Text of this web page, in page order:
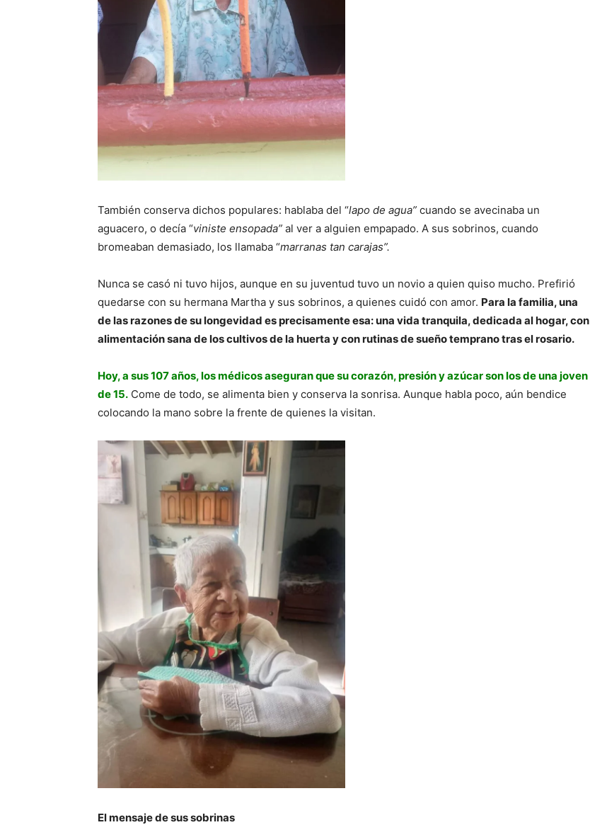
También conserva dichos populares: hablaba del “lapo de agua” cuando se avecinaba un
aguacero, o decía “viniste ensopada” al ver a alguien empapado. A sus sobrinos, cuando
bromeaban demasiado, los llamaba “marranas tan carajas”.
Nunca se casó ni tuvo hijos, aunque en su juventud tuvo un novio a quien quiso mucho. Prefirió
quedarse con su hermana Martha y sus sobrinos, a quienes cuidó con amor. Para la familia, una
de las razones de su longevidad es precisamente esa: una vida tranquila, dedicada al hogar, con
alimentación sana de los cultivos de la huerta y con rutinas de sueño temprano tras el rosario.
Hoy, a sus 107 años, los médicos aseguran que su corazón, presión y azúcar son los de una joven
de 15. Come de todo, se alimenta bien y conserva la sonrisa. Aunque habla poco, aún bendice
colocando la mano sobre la frente de quienes la visitan.
El mensaje de sus sobrinas